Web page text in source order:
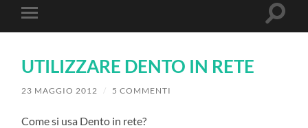
Attiva/disattiva
il
dispositivi
UTILIZZARE DENTO IN RETE
23 MAGGIO 2012 / 5 COMMENTI
Come si usa Dento in rete?